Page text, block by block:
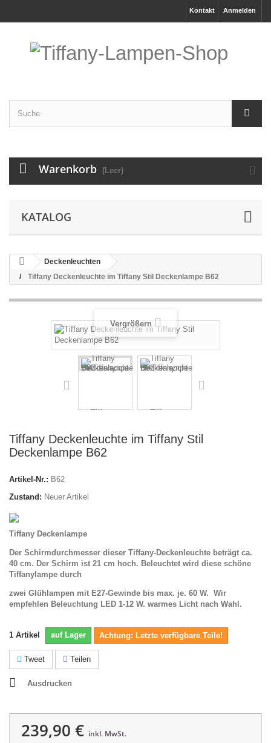
Anmelden
Kontakt
Warenkorb (Leer)
KATALOG
Deckenleuchten
Tiffany Deckenleuchte im Tiffany Stil Deckenlampe B62
Vergrößern
Tiffany Deckenleuchte im Tiffany Stil
Deckenlampe B62
Artikel-Nr.: B62
Zustand: Neuer Artikel
Tiffany Deckenlampe
Der Schirmdurchmesser dieser Tiffany-Deckenleuchte beträgt ca.
40 cm. Der Schirm ist 21 cm hoch. Beleuchtet wird diese schöne
Tiffanylampe durch
zwei Glühlampen mit E27-Gewinde bis max. je. 60 W. Wir
empfehlen Beleuchtung LED 1-12 W. warmes Licht nach Wahl.
1 Artikel auf Lager Achtung: Letzte verfügbare Teile!
Tweet Teilen
Ausdrucken
239,90 € inkl. MwSt.